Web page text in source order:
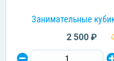
Занимательные
2 500 ₽